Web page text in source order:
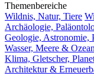
Themenbereiche
Wildnis, Natur, Tiere
Archäologie,
Geologie, Astronomie,
Wasser, Meere &
Klima, Gletscher,
Architektur &